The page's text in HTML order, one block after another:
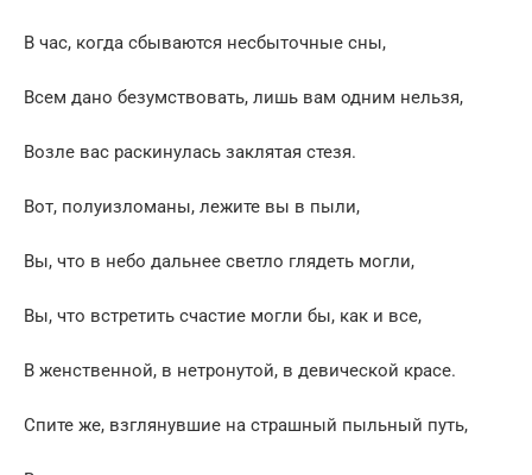
В час, когда сбываются несбыточные сны,
Всем дано безумствовать, лишь вам одним нельзя,
Возле вас раскинулась заклятая стезя.
Вот, полуизломаны, лежите вы в пыли,
Вы, что в небо дальнее светло глядеть могли,
Вы, что встретить счастие могли бы, как и все,
В женственной, в нетронутой, в девической красе.
Спите же, взглянувшие на страшный пыльный путь,